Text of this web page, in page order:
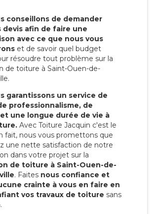
conseillons de demander
devis afin de faire une
avec ce que nous vous
et de savoir quel budget
résoudre tout problème sur la
de toiture à Saint-Ouen-de-
garantissons un service de
professionnalisme, de
une longue durée de vie à
Avec Toiture Jacquin c'est le
fait, nous vous promettons que
une nette satisfaction de notre
dans votre projet sur la
de toiture à Saint-Ouen-de-
. Faites nous confiance et
crainte à vous en faire en
vos travaux de toiture sans